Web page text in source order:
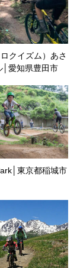
クイズム）あさ
│愛知県豊田市
東京都稲城市